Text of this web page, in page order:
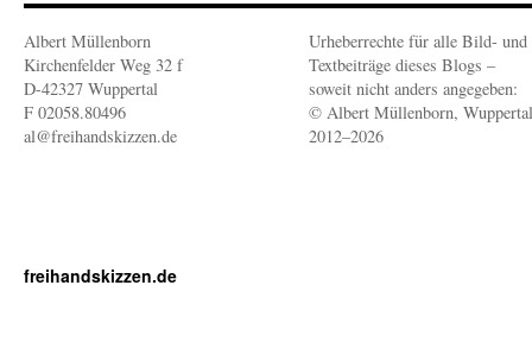
Albert Müllenborn
Kirchenfelder Weg 32 f
D-42327 Wuppertal
F 02058.80496
al@freihandskizzen.de
Urheberrechte für alle Bild- und
Textbeiträge dieses Blogs –
soweit nicht anders angegeben:
© Albert Müllenborn, Wuppertal
2012–2026
freihandskizzen.de